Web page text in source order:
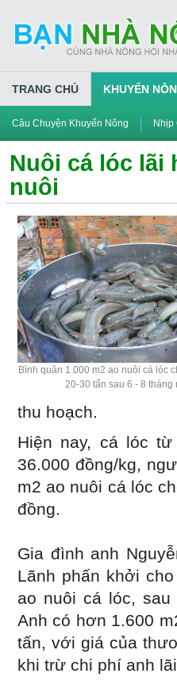
TRANG CHỦ KHUYẾN
Câu Chuyện Khuyến Nông Nhịp
Nuôi cá lóc lãi
nuôi
Bình quân 1.000 m2 ao nuôi cá lóc
20-30 tấn sau 6 - 8 tháng
thu hoạch.
Hiện nay, cá lóc
36.000 đồng/kg,
m2 ao nuôi cá lóc
đồng.
Gia đình anh
Lãnh phấn khởi
ao nuôi cá lóc, sau
Anh có hơn 1.600
tấn, với giá của
khi trừ chi phí anh